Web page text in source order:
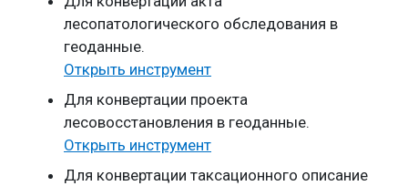
лесопатологического обследования в
геоданные.
Открыть инструмент
Для конвертации проекта
лесовосстановления в геоданные.
Открыть инструмент
Для конвертации таксационного описание